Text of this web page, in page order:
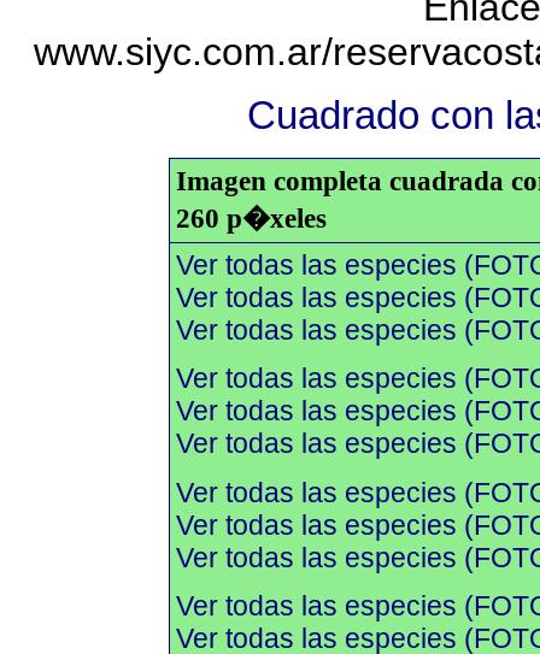
www.siyc.com.ar/
Cuadrado con
Imagen completa cuadrada
260 p�xeles
Ver todas las especies
Ver todas las especies
Ver todas las especies
Ver todas las especies
Ver todas las especies
Ver todas las especies
Ver todas las especies
Ver todas las especies
Ver todas las especies
Ver todas las especies
Ver todas las especies